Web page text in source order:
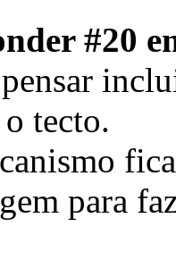
#20
tecto.
para